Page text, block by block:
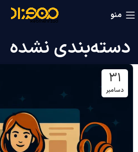
منو
دسته‌بندی نشده
31
دسامبر